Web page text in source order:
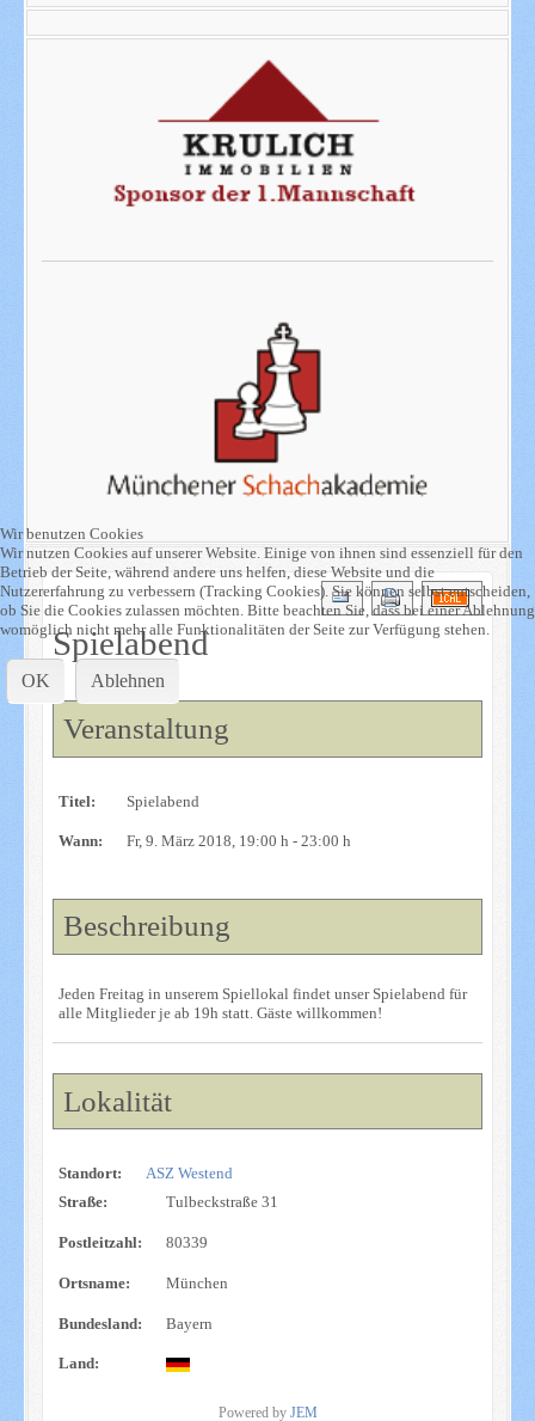
Spielabend
Veranstaltung
Titel: Spielabend
Wann: Fr, 9. März 2018, 19:00 h - 23:00 h
Beschreibung
Jeden Freitag in unserem Spiellokal findet unser Spielabend für
alle Mitglieder je ab 19h statt. Gäste willkommen!
Lokalität
Standort:
ASZ Westend
Straße:
Tulbeckstraße 31
Postleitzahl: 80339
Ortsname: München
Bundesland: Bayern
Land:
Powered by JEM
Wir benutzen Cookies
Wir nutzen Cookies auf unserer Website. Einige von ihnen sind essenziell für den
Betrieb der Seite, während andere uns helfen, diese Website und die
Nutzererfahrung zu verbessern (Tracking Cookies). Sie können selbst entscheiden,
ob Sie die Cookies zulassen möchten. Bitte beachten Sie, dass bei einer Ablehnung
womöglich nicht mehr alle Funktionalitäten der Seite zur Verfügung stehen.
OK Ablehnen